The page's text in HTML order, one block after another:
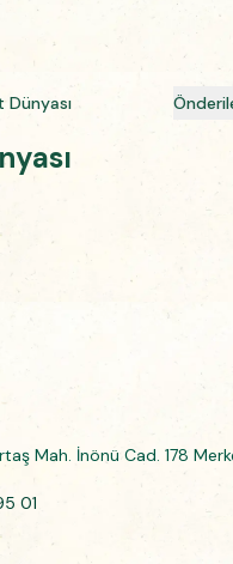
Dünyası
Mah. İnönü Cad. 178
01